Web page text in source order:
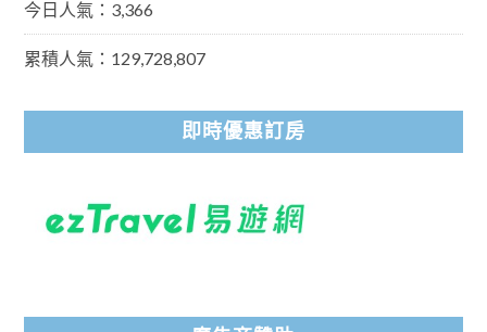
今日人氣：3,366
累積人氣：129,728,807
即時優惠訂房